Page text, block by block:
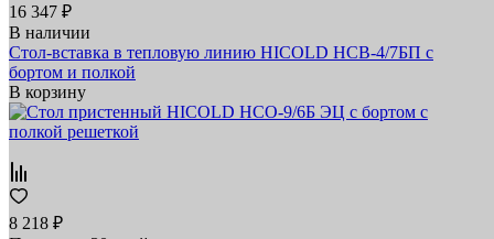
16 347 ₽
В наличии
Стол-вставка в тепловую линию HICOLD НСВ-4/7БП с
бортом и полкой
В корзину
8 218 ₽